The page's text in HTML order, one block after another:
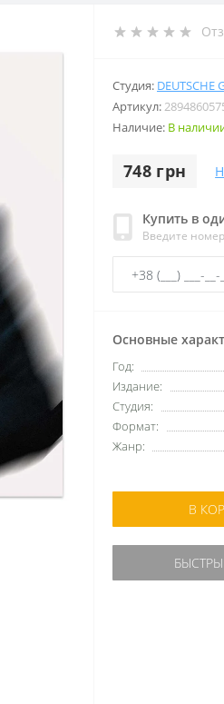
Студия: DEUTSCHE
Артикул:
Наличие: В
748 грн
Купить в
Введите
Основные
Год:
Издание:
Студия:
Формат:
Жанр:
В